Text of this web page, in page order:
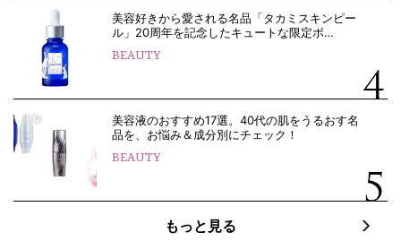
美容好きから愛される名品「タカミスキンピー
ル」20周年を記念したキュートな限定ボ…
BEAUTY
美容液のおすすめ17選。40代の肌をうるおす名
品を、お悩み＆成分別にチェック！
BEAUTY
もっと見る